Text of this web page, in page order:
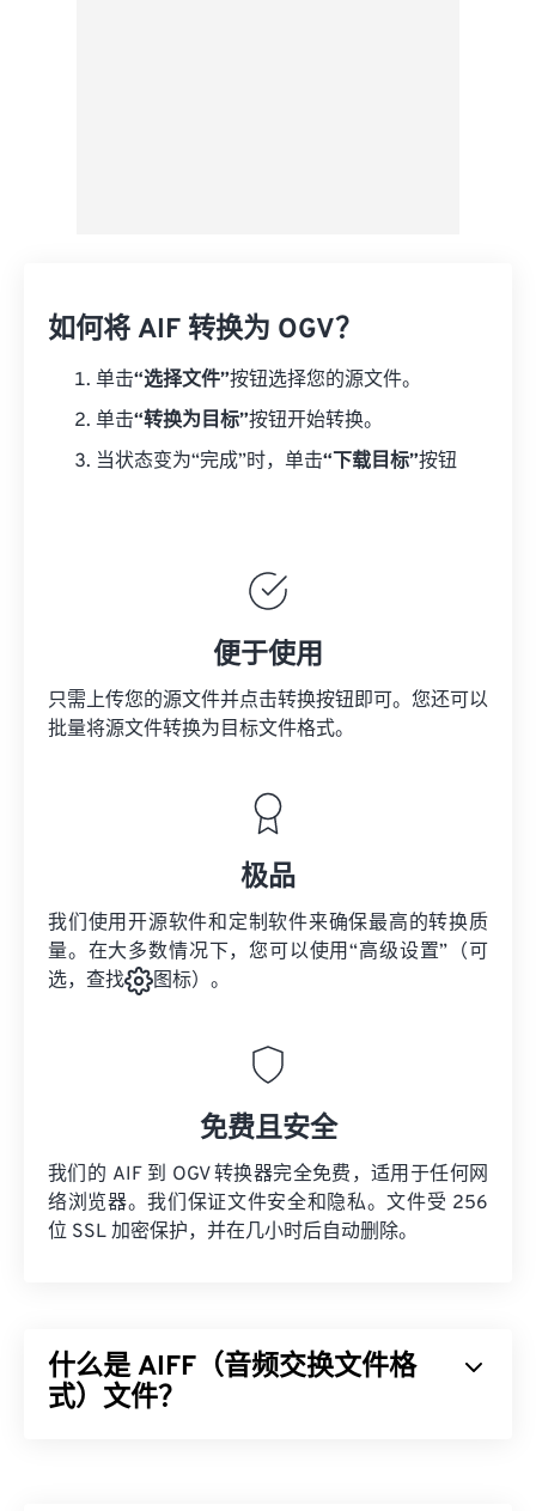
如何将 AIF 转换为 OGV？
单击“选择文件”按钮选择您的源文件。
单击“转换为目标”按钮开始转换。
当状态变为“完成”时，单击“下载目标”按钮
便于使用
只需上传您的源文件并点击转换按钮即可。您还可以
批量将源文件转换为目标文件格式。
极品
我们使用开源软件和定制软件来确保最高的转换质
量。在大多数情况下，您可以使用“高级设置”（可
选，查找
图标）。
免费且安全
我们的 AIF 到 OGV 转换器完全免费，适用于任何网
络浏览器。我们保证文件安全和隐私。文件受 256
位 SSL 加密保护，并在几小时后自动删除。
什么是 AIFF（音频交换文件格
式）文件？